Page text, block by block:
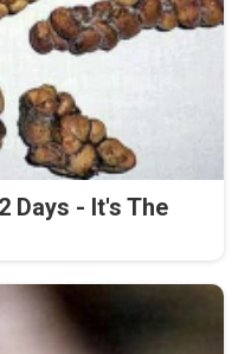
Days - It's The